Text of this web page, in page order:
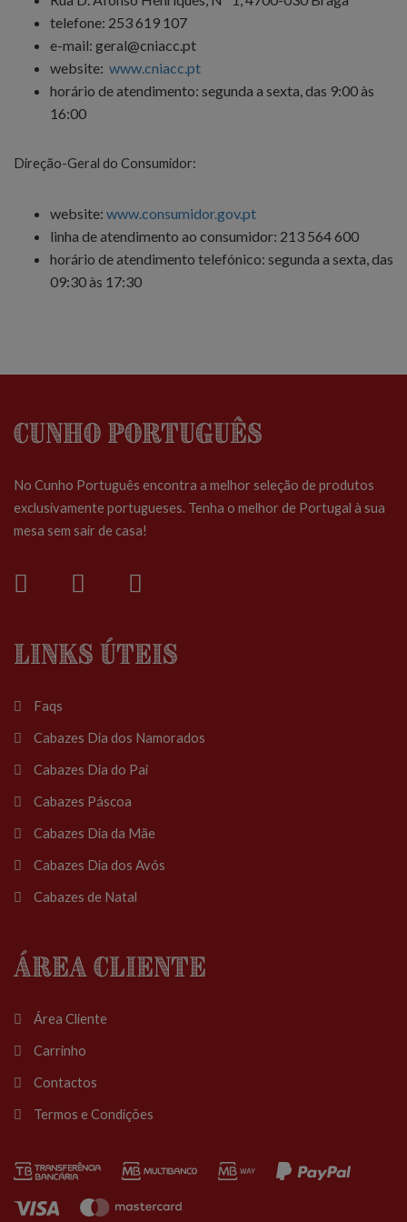
telefone: 253 619 107
e-mail: geral@cniacc.pt
website: www.cniacc.pt
horário de atendimento: segunda a sexta, das 9:00 às
16:00
Direção-Geral do Consumidor:
website: www.consumidor.gov.pt
linha de atendimento ao consumidor: 213 564 600
horário de atendimento telefónico: segunda a sexta, das
09:30 às 17:30
Cunho Português
No Cunho Português encontra a melhor seleção de produtos
exclusivamente portugueses. Tenha o melhor de Portugal à sua
mesa sem sair de casa!
Links Úteis
Faqs
Cabazes Dia dos Namorados
Cabazes Dia do Pai
Cabazes Páscoa
Cabazes Dia da Mãe
Cabazes Dia dos Avós
Cabazes de Natal
Área Cliente
Área Cliente
Carrinho
Contactos
Termos e Condições